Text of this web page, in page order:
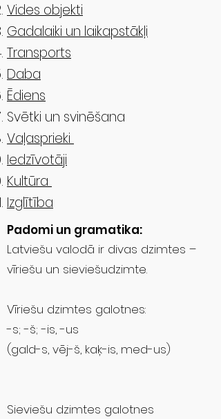
Vides objekti
Gadalaiki un laikapstākļi
Transports
Daba
Ēdiens
Svētki un svinēšana
Vaļasprieki
Iedzīvotāji
Kultūra
Izglītība
Padomi un gramatika:
Latviešu valodā ir divas dzimtes –
vīriešu un sieviešudzimte.
Vīriešu dzimtes galotnes:
-s; -š; -is, -us
(gald-s, vēj-š, kaķ-is, med-us)
Sieviešu dzimtes galotnes